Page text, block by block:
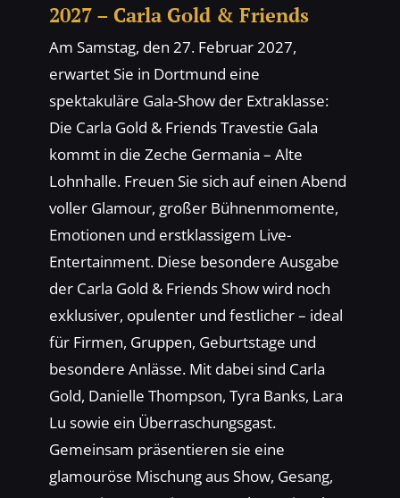
2027 – Carla Gold & Friends
Am Samstag, den 27. Februar 2027,
erwartet Sie in Dortmund eine
spektakuläre Gala-Show der Extraklasse:
Die Carla Gold & Friends Travestie Gala
kommt in die Zeche Germania – Alte
Lohnhalle. Freuen Sie sich auf einen Abend
voller Glamour, großer Bühnenmomente,
Emotionen und erstklassigem Live-
Entertainment. Diese besondere Ausgabe
der Carla Gold & Friends Show wird noch
exklusiver, opulenter und festlicher – ideal
für Firmen, Gruppen, Geburtstage und
besondere Anlässe. Mit dabei sind Carla
Gold, Danielle Thompson, Tyra Banks, Lara
Lu sowie ein Überraschungsgast.
Gemeinsam präsentieren sie eine
glamouröse Mischung aus Show, Gesang,